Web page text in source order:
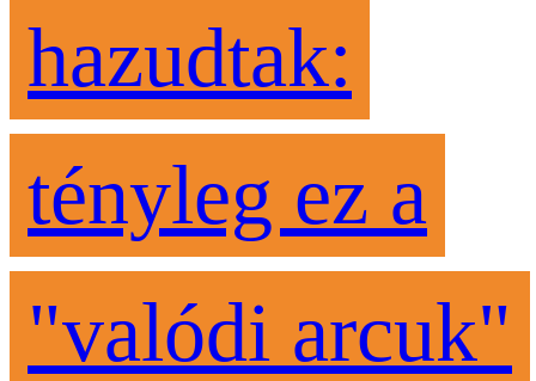
hazudtak:
tényleg ez a
"valódi arcuk"